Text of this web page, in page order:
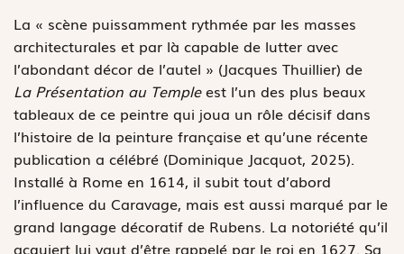
La « scène puissamment rythmée par les masses
architecturales et par là capable de lutter avec
l’abondant décor de l’autel » (Jacques Thuillier) de
La Présentation au Templeest l’un des plus beaux
tableaux de ce peintre qui joua un rôle décisif dans
l’histoire de la peinture française et qu’une récente
publication a célébré (Dominique Jacquot, 2025).
Installé à Rome en 1614, il subit tout d’abord
l’influence du Caravage, mais est aussi marqué par le
grand langage décoratif de Rubens. La notoriété qu’il
acquiert lui vaut d’être rappelé par le roi en 1627. Sa